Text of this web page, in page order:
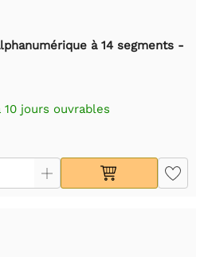
à 14 segments -
jours ouvrables